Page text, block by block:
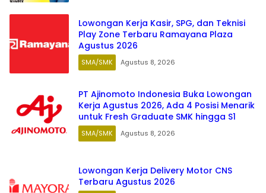
Lowongan Kerja Kasir, SPG, dan Teknisi
Play Zone Terbaru Ramayana Plaza
Agustus 2026
SMA/SMK Agustus 8, 2026
PT Ajinomoto Indonesia Buka Lowongan
Kerja Agustus 2026, Ada 4 Posisi Menarik
untuk Fresh Graduate SMK hingga S1
SMA/SMK Agustus 8, 2026
Lowongan Kerja Delivery Motor CNS
Terbaru Agustus 2026